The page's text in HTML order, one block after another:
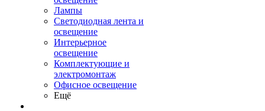
Лампы
Светодиодная лента и
освещение
Интерьерное
освещение
Комплектующие и
электромонтаж
Офисное освещение
Ещё